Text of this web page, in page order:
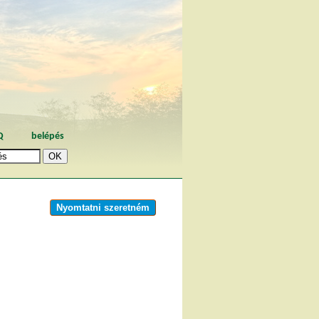
belépés
Nyomtatni szeretném